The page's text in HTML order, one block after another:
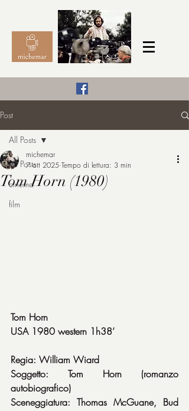
michemar
Post
All Posts
cinema
film
All Posts
Tom Horn (1980)
michemar
7 ott 2025 Tempo di lettura: 3 min
Tom Horn
USA 1980 western 1h38’
Regia: William Wiard
Soggetto: Tom Horn (romanzo
autobiografico)
Sceneggiatura: Thomas McGuane, Bud